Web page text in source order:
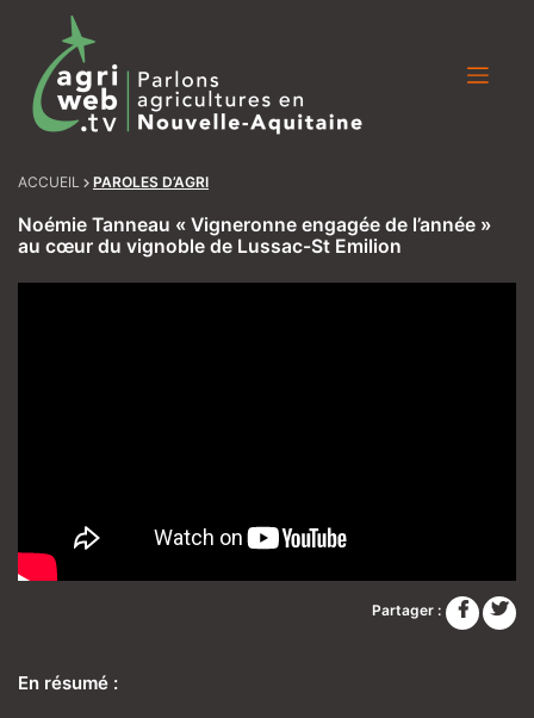
ACCUEIL PAROLES D’AGRI
Noémie Tanneau « Vigneronne engagée de l’année »
au cœur du vignoble de Lussac-St Emilion
Partager :
En résumé :